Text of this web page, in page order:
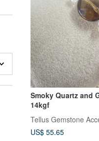
Smoky Quartz and
14kgf
Tellus Gemstone
US$ 55.65